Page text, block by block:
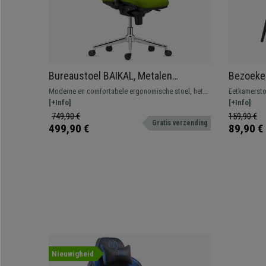
Bureaustoel BAIKAL, Metalen
Onderstel, Verstelbare Armleuningen,
Lendensteun, In Groene Stof
Moderne en comfortabele ergonomische stoel, het
perfecte model voor professioneel gebruik gezien
zijn grote weerstand en comfort
[+Info]
749,90 €
499,90 € Gratis verzending
STOF,
Zwarte
voor uw
[+Info]
159,90 €
89,90 €
Nieuwigheid